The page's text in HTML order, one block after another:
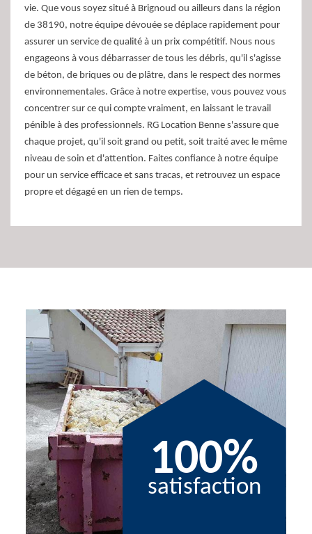
vie. Que vous soyez situé à Brignoud ou ailleurs dans la région
de 38190, notre équipe dévouée se déplace rapidement pour
assurer un service de qualité à un prix compétitif. Nous nous
engageons à vous débarrasser de tous les débris, qu'il s'agisse
de béton, de briques ou de plâtre, dans le respect des normes
environnementales. Grâce à notre expertise, vous pouvez vous
concentrer sur ce qui compte vraiment, en laissant le travail
pénible à des professionnels. RG Location Benne s'assure que
chaque projet, qu'il soit grand ou petit, soit traité avec le même
niveau de soin et d'attention. Faites confiance à notre équipe
pour un service efficace et sans tracas, et retrouvez un espace
propre et dégagé en un rien de temps.
100%
satisfaction